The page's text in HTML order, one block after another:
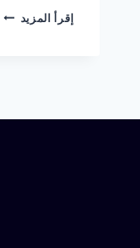
إقرأ المزيد